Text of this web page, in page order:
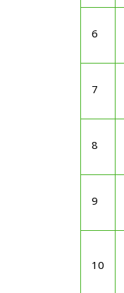
6
7
8
9
10